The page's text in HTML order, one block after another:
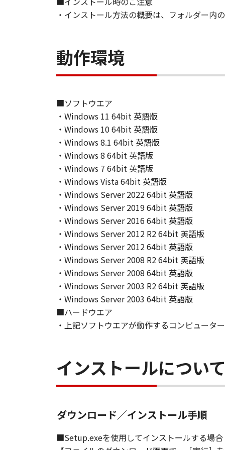
JURISDICTIONS DO NOT ALLOW
THIS WARRANTY GIVES YOU
WARRANT THAT THE FUNCTIONS
OF THE SOFTWARE WILL BE
[NO LIABILITY FOR DAMAGES] IN
LIMITATION, LOSS OF BUSINESS
COMPENSATORY, INCIDENTAL OR
USE THE SOFTWARE EVEN IF
CANON'S LICENSORS HAVE BEEN
NOT ALLOW THE LIMITATION OR
INJURY OR DEATH RESULTING
NOT APPLY TO YOU.
[RELEASE OF LIABILITY] TO THE
SUBSIDIARIES AND AFFILIATES,
ARISING FROM OR RELATED TO
8. TERM
This Agreement is effective upon
installing the SOFTWARE and
including any and all copies thereof.
This Agreement shall also
to Canon enforcing its respective
Notwithstanding the foregoing,
9. U.S. GOVERNMENT RESTRICTED
A "US Government End User"
End User, the following shall
1995), all U.S. Government End
Canon Inc./30-2, Shimomaruko 3-
10. SEVERABILITY
section shall be null and void with
11. ACKNOWLEDGEMENT
・インストール方法の概要は、フォルダー内
動作環境
■ソフトウエア
・Windows 11 64bit 英語版
・Windows 10 64bit 英語版
・Windows 8.1 64bit 英語版
・Windows 8 64bit 英語版
・Windows 7 64bit 英語版
・Windows Vista 64bit 英語版
・Windows Server 2022 64bit 英語版
・Windows Server 2019 64bit 英語版
・Windows Server 2016 64bit 英語版
・Windows Server 2012 R2 64bit 英語版
・Windows Server 2012 64bit 英語版
・Windows Server 2008 R2 64bit 英語版
・Windows Server 2008 64bit 英語版
・Windows Server 2003 R2 64bit 英語版
・Windows Server 2003 64bit 英語版
■ハードウエア
・上記ソフトウエアが動作するコンピューター
インストールについて
ダウンロード／インストール手順
■Setup.exeを使用してインストールする場合